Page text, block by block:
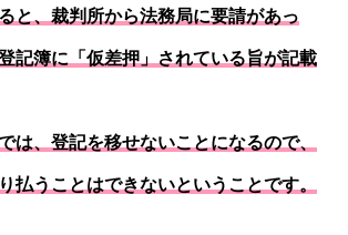
と、裁判所から法務局に要請があっ
記簿に「仮差押」されている旨が記載
は、登記を移せないことになるので、
払うことはできないということです。